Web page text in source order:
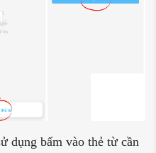
dụng bấm vào thẻ từ cần